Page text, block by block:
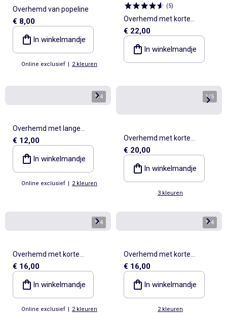
Overhemd van popeline
€ 8,00
In winkelmandje
Online exclusief | 2 kleuren
(5)
Overhemd met korte
mouwen van gehaakte stof
€ 22,00
In winkelmandje
1/4
Overhemd met lange
mouwen van ribfluweel
€ 12,00
In winkelmandje
Online exclusief | 2 kleuren
1/5
Overhemd met korte
mouwen van fantasiestof
€ 20,00
In winkelmandje
3 kleuren
1/4
Overhemd met korte
mouwen en motief
€ 16,00
In winkelmandje
Online exclusief | 2 kleuren
1/4
Overhemd met korte
mouwen en motief
€ 16,00
In winkelmandje
2 kleuren